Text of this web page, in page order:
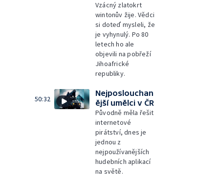
Vzácný zlatokrt
wintonův žije. Vědci
si doteď mysleli, že
je vyhynulý. Po 80
letech ho ale
objevili na pobřeží
Jihoafrické
republiky.
50:32
Nejposlouchan
ější umělci v ČR
Původně měla řešit
internetové
pirátství, dnes je
jednou z
nejpoužívanějších
hudebních aplikací
na světě.